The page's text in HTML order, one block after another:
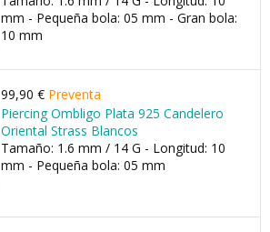
mm - Pequeña bola: 05 mm - Gran bola:
10 mm
99,90 € Preventa
Piercing Ombligo Plata 925 Candelero
Oriental Strass Blancos
Tamaño: 1.6 mm / 14 G - Longitud: 10
mm - Pequeña bola: 05 mm